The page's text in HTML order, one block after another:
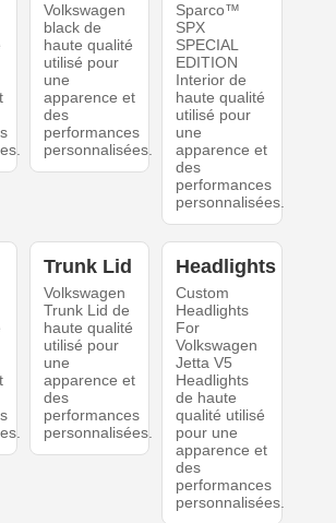
Volkswagen
black de
haute qualité
utilisé pour
une
apparence et
des
performances
personnalisées.
Sparco™
SPX
SPECIAL
EDITION
Interior de
haute qualité
utilisé pour
une
apparence et
des
performances
personnalisées.
Trunk Lid
Volkswagen
Trunk Lid de
haute qualité
utilisé pour
une
apparence et
des
performances
personnalisées.
Headlights
Custom
Headlights
For
Volkswagen
Jetta V5
Headlights
de haute
qualité utilisé
pour une
apparence et
des
performances
personnalisées.